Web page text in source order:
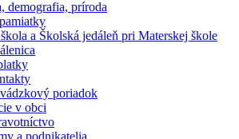
demografia, príroda
a Školská jedáleň pri Materskej škole
poriadok
v obci
a podnikatelia